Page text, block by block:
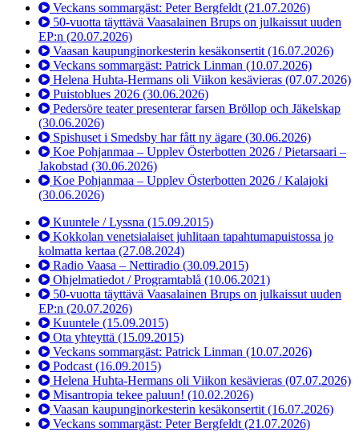
Veckans sommargäst: Peter Bergfeldt (21.07.2026)
50-vuotta täyttävä Vaasalainen Brups on julkaissut uuden
EP:n (20.07.2026)
Vaasan kaupunginorkesterin kesäkonsertit (16.07.2026)
Veckans sommargäst: Patrick Linman (10.07.2026)
Helena Huhta-Hermans oli Viikon kesävieras (07.07.2026)
Puistoblues 2026 (30.06.2026)
Pedersöre teater presenterar farsen Bröllop och Jäkelskap
(30.06.2026)
Spishuset i Smedsby har fått ny ägare (30.06.2026)
Koe Pohjanmaa – Upplev Österbotten 2026 / Pietarsaari –
Jakobstad (30.06.2026)
Koe Pohjanmaa – Upplev Österbotten 2026 / Kalajoki
(30.06.2026)
Kuuntele / Lyssna (15.09.2015)
Kokkolan venetsialaiset juhlitaan tapahtumapuistossa jo
kolmatta kertaa (27.08.2024)
Radio Vaasa – Nettiradio (30.09.2015)
Ohjelmatiedot / Programtablå (10.06.2021)
50-vuotta täyttävä Vaasalainen Brups on julkaissut uuden
EP:n (20.07.2026)
Kuuntele (15.09.2015)
Ota yhteyttä (15.09.2015)
Veckans sommargäst: Patrick Linman (10.07.2026)
Podcast (16.09.2015)
Helena Huhta-Hermans oli Viikon kesävieras (07.07.2026)
Misantropia tekee paluun! (10.02.2026)
Vaasan kaupunginorkesterin kesäkonsertit (16.07.2026)
Veckans sommargäst: Peter Bergfeldt (21.07.2026)